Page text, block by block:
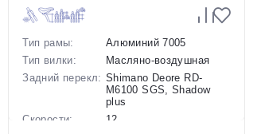
Тип рамы:
Алюминий 7005
Тип вилки:
Масляно-воздушная
Задний перекл: Shimano Deore RD-
M6100 SGS, Shadow
plus
Скорости:
12